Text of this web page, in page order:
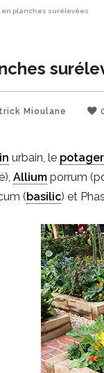
en planches surélevées
Mioulane
urbain, le potager
Allium porrum
(basilic) et